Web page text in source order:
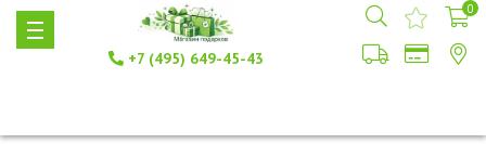
+7 (495) 649-45-43
0